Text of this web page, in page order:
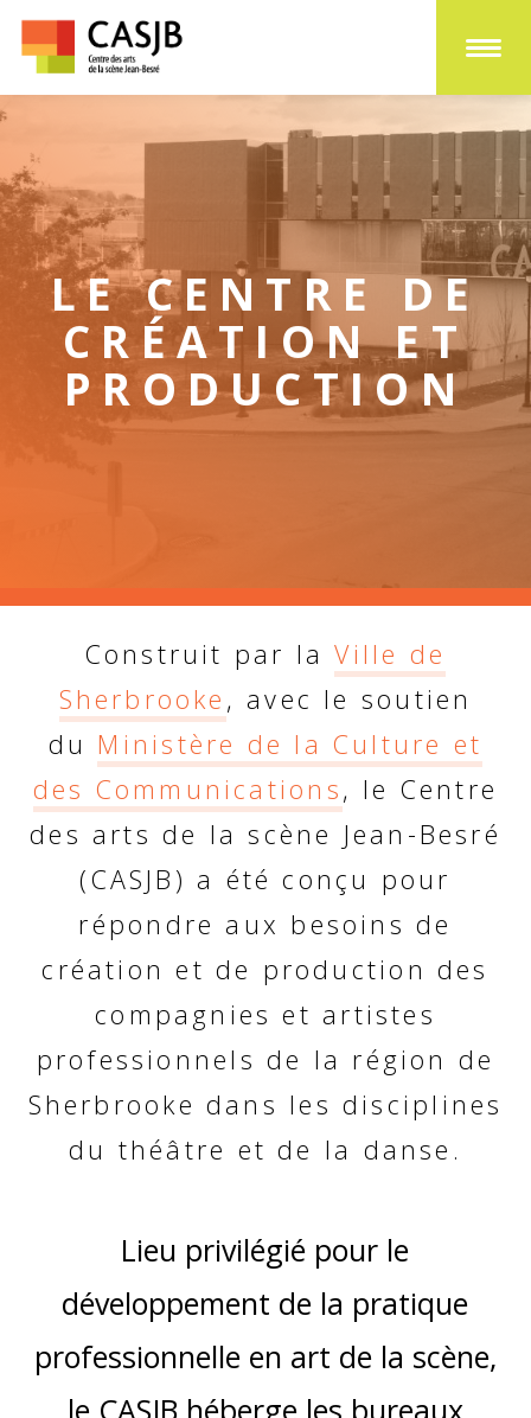
LE CENTRE DE
CRÉATION ET
PRODUCTION
Construit par laVille de
Sherbrooke , avec le soutien
du Ministère de la Culture et
des Communications, le Centre
des arts de la scène Jean-Besré
(CASJB) a été conçu pour
répondre aux besoins de
création et de production des
compagnies et artistes
professionnels de la région de
Sherbrooke dans les disciplines
du théâtre et de la danse.
Lieu privilégié pour le
développement de la pratique
professionnelle en art de la scène,